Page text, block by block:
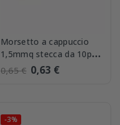
Morsetto a cappuccio
1,5mmq stecca da 10pz
Master MM15
0,65 € 0,63 €
-3%